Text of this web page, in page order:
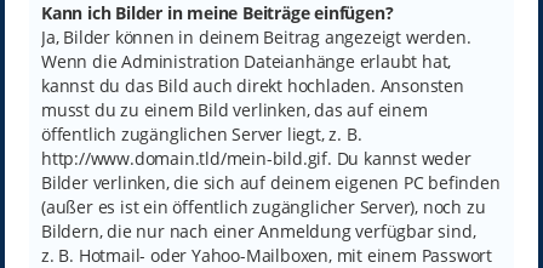
Kann ich Bilder in meine Beiträge einfügen?
Ja, Bilder können in deinem Beitrag angezeigt werden.
Wenn die Administration Dateianhänge erlaubt hat,
kannst du das Bild auch direkt hochladen. Ansonsten
musst du zu einem Bild verlinken, das auf einem
öffentlich zugänglichen Server liegt, z. B.
http://www.domain.tld/mein-bild.gif. Du kannst weder
Bilder verlinken, die sich auf deinem eigenen PC befinden
(außer es ist ein öffentlich zugänglicher Server), noch zu
Bildern, die nur nach einer Anmeldung verfügbar sind,
z. B. Hotmail- oder Yahoo-Mailboxen, mit einem Passwort